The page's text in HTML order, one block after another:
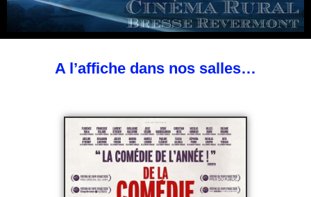
A l’affiche dans nos salles…